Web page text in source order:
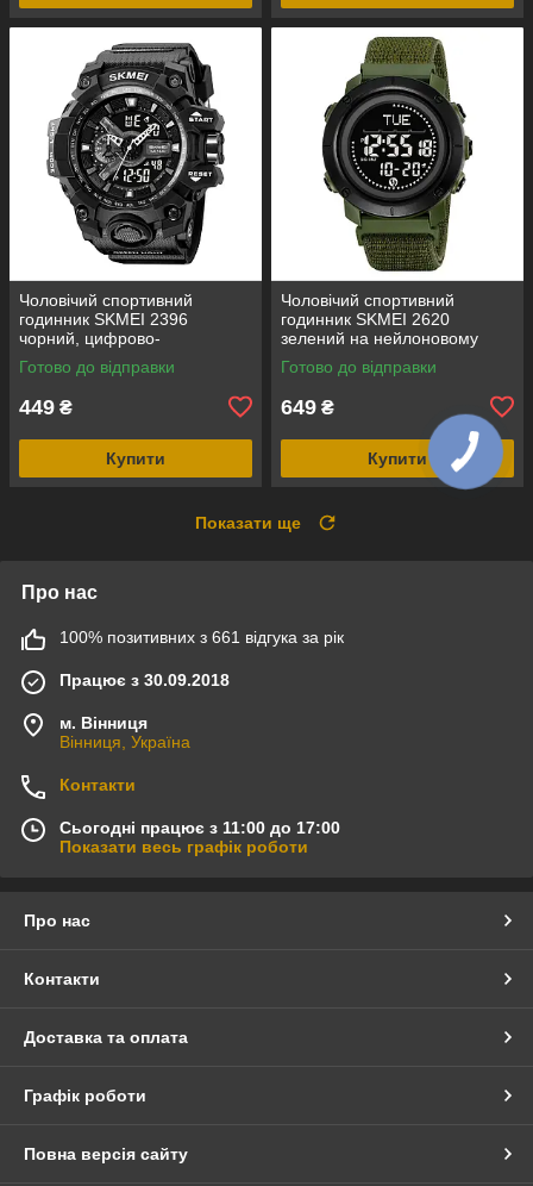
Чоловічий спортивний
годинник SKMEI 2396
чорний, цифрово-
аналоговий, водозахист 5
ATM
Готово до відправки
449 ₴
Купити
Чоловічий спортивний
годинник SKMEI 2620
зелений на нейлоновому
ремінці з липучкою,
електронним компасом і
Готово до відправки
649 ₴
Купити
Показати ще
Про нас
100% позитивних з 661 відгука за рік
Працює з 30.09.2018
м. Вінниця
Вінниця, Україна
Контакти
Сьогодні працює з 11:00 до 17:00
Показати весь графік роботи
Про нас
Контакти
Доставка та оплата
Графік роботи
Повна версія сайту